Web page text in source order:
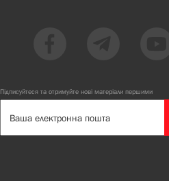
Підписуйтеся та отримуйте нові матеріали першими